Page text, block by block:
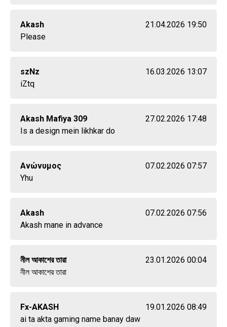
Akash
21.04.2026 19:50
Please
szNz
16.03.2026 13:07
iZtq
Akash Mafiya 309
27.02.2026 17:48
Is a design mein likhkar do
Ανώνυμος
07.02.2026 07:57
Yhu
Akash
07.02.2026 07:56
Akash mane in advance
নীল আকাশের তারা
23.01.2026 00:04
নীল আকাশের তারা
Fx-AKASH
19.01.2026 08:49
ai ta akta gaming name banay daw